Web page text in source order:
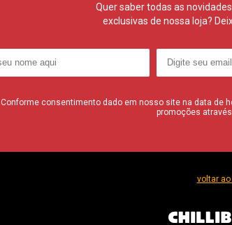
Quer saber todas as
exclusivas de nossa loja?
Conforme consentimento dado em nosso site na data de
promoções
voltar ao